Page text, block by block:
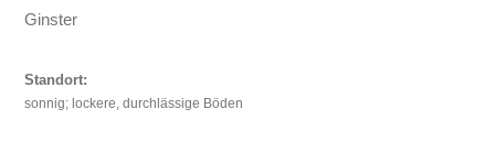
Ginster
Standort:
sonnig; lockere, durchlässige Böden